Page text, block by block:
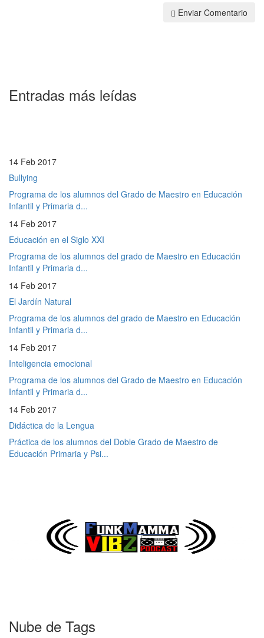
Enviar Comentario
Entradas más leídas
14 Feb 2017
Bullying
Programa de los alumnos del Grado de Maestro en Educación
Infantil y Primaria d...
14 Feb 2017
Educación en el Siglo XXI
Programa de los alumnos del grado de Maestro en Educación
Infantil y Primaria d...
14 Feb 2017
El Jardín Natural
Programa de los alumnos del grado de Maestro en Educación
Infantil y Primaria d...
14 Feb 2017
Inteligencia emocional
Programa de los alumnos del Grado de Maestro en Educación
Infantil y Primaria d...
14 Feb 2017
Didáctica de la Lengua
Práctica de los alumnos del Doble Grado de Maestro de
Educación Primaria y Psi...
Nube de Tags